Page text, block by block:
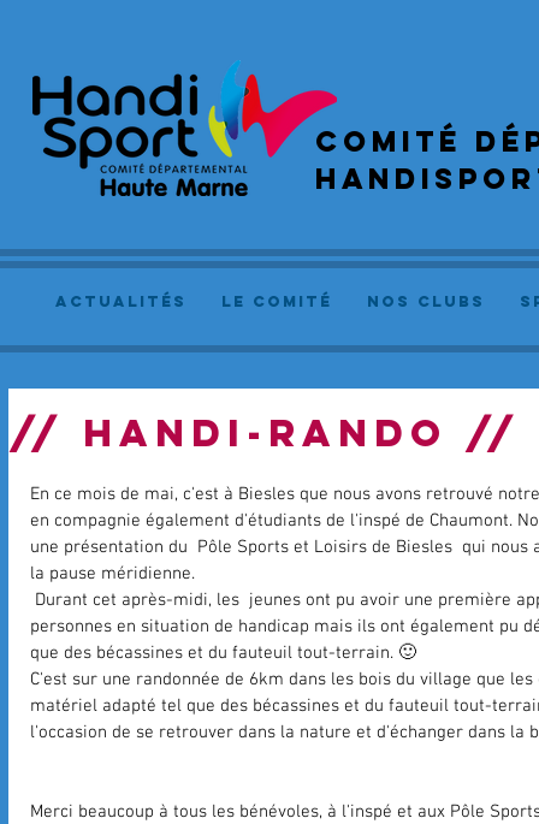
COMIté
actualités le comité NOS CLUBS
// HANDI-RANDO //
En ce mois de mai, c'est à Biesles que nous avons retrouvé
en compagnie également d'étudiants de l'inspé de Chaumont.
une présentation du  Pôle Sports et Loisirs de Biesles  qui
la pause méridienne.
personnes en situation de handicap mais ils ont également pu
que des bécassines et du fauteuil tout-terrain. 🙂
C'est sur une randonnée de 6km dans les bois du village que
matériel adapté tel que des bécassines et du fauteuil tout-
l'occasion de se retrouver dans la nature et d'échanger dans
Merci beaucoup à tous les bénévoles, à l'inspé et aux Pôle